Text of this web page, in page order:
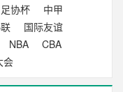
足协杯
中甲
国际友谊
NBA
CBA
会